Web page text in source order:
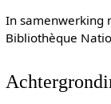
In samenwerking
Bibliothèque